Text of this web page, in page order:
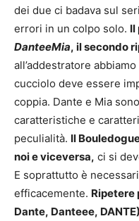
dei due ci badava sul
errori in un colpo solo. Il
DanteeMia, il secondo
all’addestratore
cucciolo deve essere
coppia. Dante e Mia
caratteristiche e
peculialità. Il
noi e viceversa, ci si
E soprattutto è
efficacemente. Ripetere
Dante, Danteee,